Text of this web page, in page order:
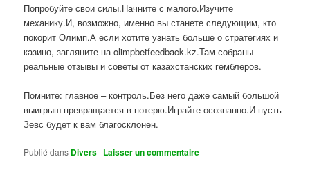
Попробуйте свои силы.Начните с малого.Изучите
механику.И, возможно, именно вы станете следующим, кто
покорит Олимп.А если хотите узнать больше о стратегиях и
казино, загляните на olimpbetfeedback.kz.Там собраны
реальные отзывы и советы от казахстанских гемблеров.
Помните: главное – контроль.Без него даже самый большой
выигрыш превращается в потерю.Играйте осознанно.И пусть
Зевс будет к вам благосклонен.
Publié dans Divers | Laisser un commentaire